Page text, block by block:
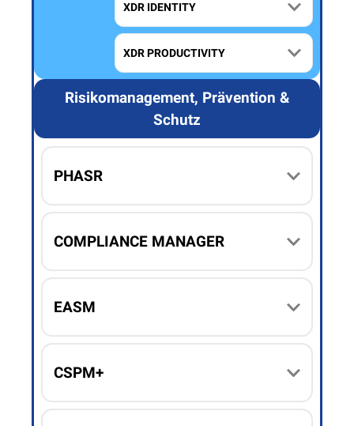
XDR IDENTITY
XDR PRODUCTIVITY
Risikomanagement, Prävention &
Schutz
PHASR
COMPLIANCE MANAGER
EASM
CSPM+